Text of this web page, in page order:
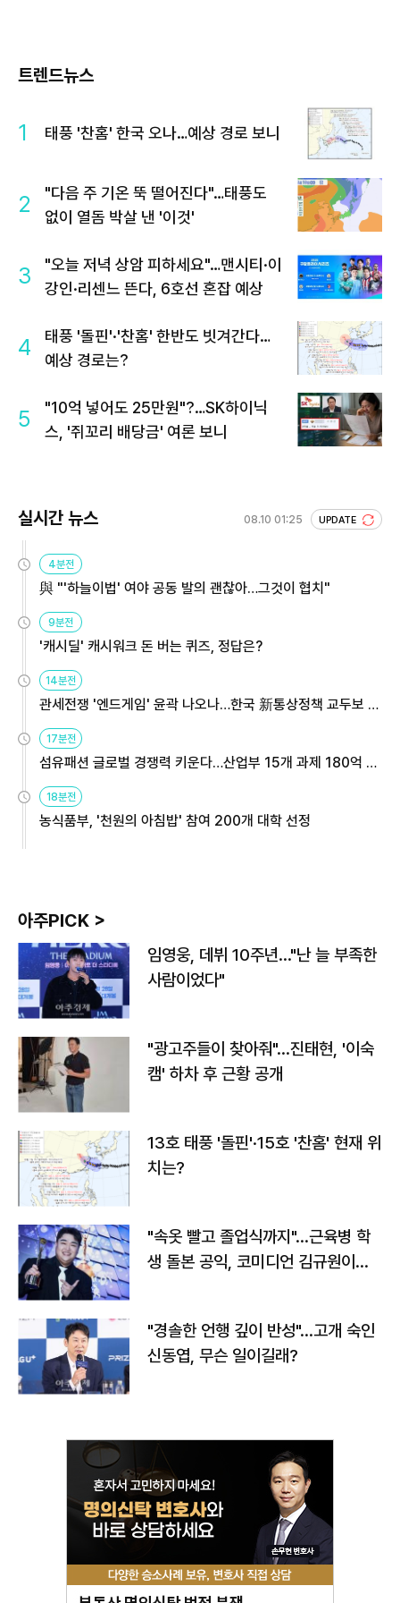
트렌드뉴스
1 태풍 '찬홈' 한국 오나…예상 경로 보니
2
"다음 주 기온 뚝 떨어진다"…태풍도
없이 열돔 박살 낸 '이것'
3
"오늘 저녁 상암 피하세요"…맨시티·이
강인·리센느 뜬다, 6호선 혼잡 예상
4
태풍 '돌핀'·'찬홈' 한반도 빗겨간다…
예상 경로는?
5
"10억 넣어도 25만원"?…SK하이닉
스, '쥐꼬리 배당금' 여론 보니
실시간 뉴스 08.10 01:25 UPDATE
4분전
與 "'하늘이법' 여야 공동 발의 괜찮아…그것이 협치"
9분전
'캐시딜' 캐시워크 돈 버는 퀴즈, 정답은?
14분전
관세전쟁 '엔드게임' 윤곽 나오나…한국 新통상정책 교두보 활
용해야
17분전
섬유패션 글로벌 경쟁력 키운다…산업부 15개 과제 180억 지
원
18분전
농식품부, '천원의 아침밥' 참여 200개 대학 선정
아주PICK >
임영웅, 데뷔 10주년…"난 늘 부족한
사람이었다"
"광고주들이 찾아줘"…진태현, '이숙
캠' 하차 후 근황 공개
13호 태풍 '돌핀'·15호 '찬홈' 현재 위
치는?
"속옷 빨고 졸업식까지"…근육병 학
생 돌본 공익, 코미디언 김규원이었
"경솔한 언행 깊이 반성"…고개 숙인
신동엽, 무슨 일이길래?